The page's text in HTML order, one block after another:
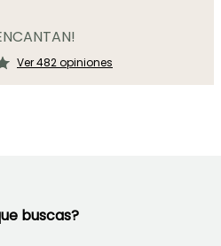
Ver 482 opiniones
buscas?